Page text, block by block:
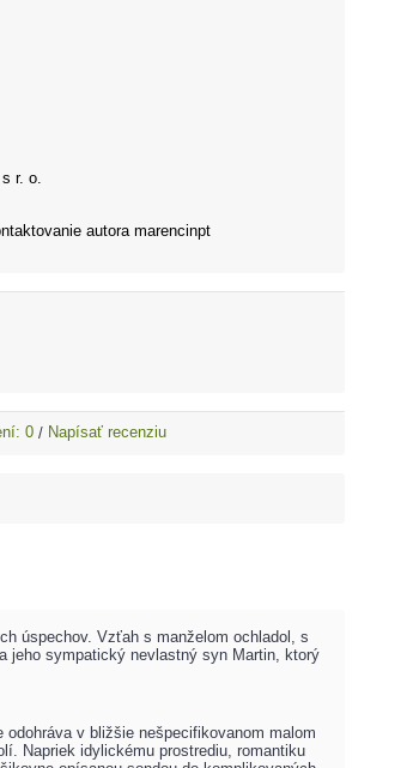
r. o.
autora marencinpt
0 / Napísať recenziu
úspechov. Vzťah s manželom ochladol, s
jeho sympatický nevlastný syn Martin, ktorý
v bližšie nešpecifikovanom malom
Napriek idylickému prostrediu, romantiku